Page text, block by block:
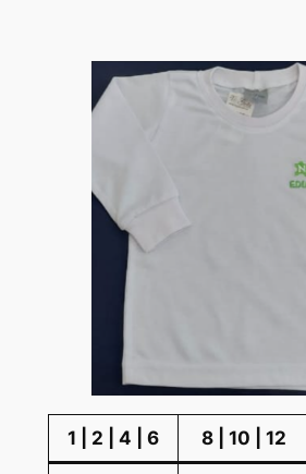
1 | 2 | 4 | 6 8 | 10 | 12